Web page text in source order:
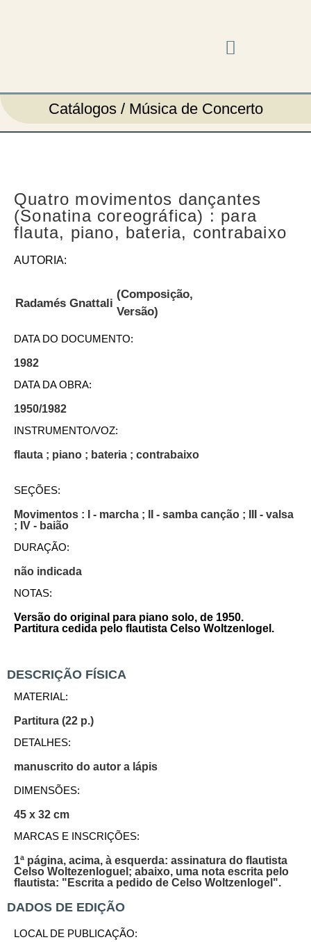
Catálogos / Música de Concerto
Quatro movimentos dançantes
(Sonatina coreográfica) : para
flauta, piano, bateria, contrabaixo
AUTORIA:
Radamés Gnattali
(Composição,
Versão)
DATA DO DOCUMENTO:
1982
DATA DA OBRA:
1950/1982
INSTRUMENTO/VOZ:
flauta ; piano ; bateria ; contrabaixo
SEÇÕES:
Movimentos : I - marcha ; II - samba canção ; III - valsa
; IV - baião
DURAÇÃO:
não indicada
NOTAS:
Versão do original para piano solo, de 1950.
Partitura cedida pelo flautista Celso Woltzenlogel.
DESCRIÇÃO FÍSICA
MATERIAL:
Partitura (22 p.)
DETALHES:
manuscrito do autor a lápis
DIMENSÕES:
45 x 32 cm
MARCAS E INSCRIÇÕES:
1ª página, acima, à esquerda: assinatura do flautista
Celso Woltezenloguel; abaixo, uma nota escrita pelo
flautista: "Escrita a pedido de Celso Woltzenlogel".
DADOS DE EDIÇÃO
LOCAL DE PUBLICAÇÃO: